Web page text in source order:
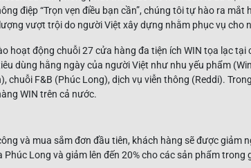
điệp “Trọn vẹn điều bạn cần”, chúng tôi tự hào ra mắt
vượt trội do người Việt xây dựng nhằm phục vụ cho
hoạt động chuỗi 27 cửa hàng đa tiện ích WIN tọa lạc tại
dùng hằng ngày của người Việt như nhu yếu phẩm
chuỗi F&B (Phúc Long), dịch vụ viễn thông (Reddi).
WIN trên cả nước.